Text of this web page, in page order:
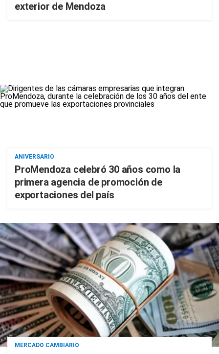
exterior de Mendoza
ANIVERSARIO
ProMendoza celebró 30 años como la
primera agencia de promoción de
exportaciones del país
MERCADO CAMBIARIO